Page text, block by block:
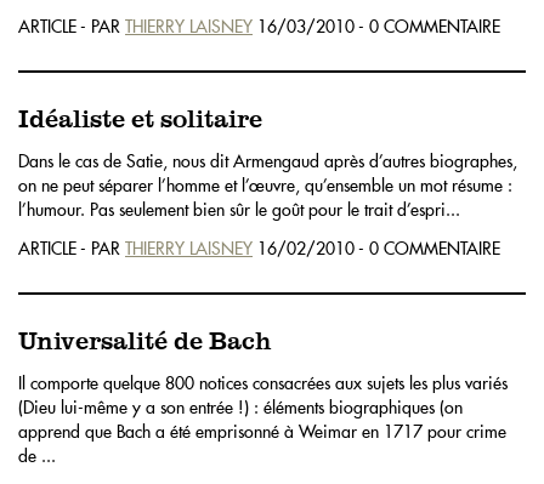
ARTICLE - PAR THIERRY LAISNEY 16/03/2010 - 0 COMMENTAIRE
Idéaliste et solitaire
Dans le cas de Satie, nous dit Armengaud après d’autres biographes,
on ne peut séparer l’homme et l’œuvre, qu’ensemble un mot résume :
l’humour. Pas seulement bien sûr le goût pour le trait d’espri...
ARTICLE - PAR THIERRY LAISNEY 16/02/2010 - 0 COMMENTAIRE
Universalité de Bach
Il comporte quelque 800 notices consacrées aux sujets les plus variés
(Dieu lui-même y a son entrée !) : éléments biographiques (on
apprend que Bach a été emprisonné à Weimar en 1717 pour crime
de ...